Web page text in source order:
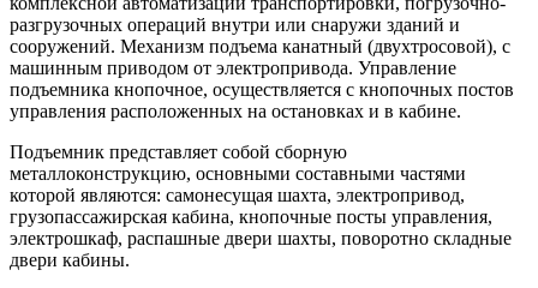
разгрузочных операций внутри или снаружи зданий и
сооружений. Механизм подъема канатный (двухтросовой), с
машинным приводом от электропривода. Управление
подъемника кнопочное, осуществляется с кнопочных постов
управления расположенных на остановках и в кабине.
Подъемник представляет собой сборную
металлоконструкцию, основными составными частями
которой являются: самонесущая шахта, электропривод,
грузопассажирская кабина, кнопочные посты управления,
электрошкаф, распашные двери шахты, поворотно складные
двери кабины.